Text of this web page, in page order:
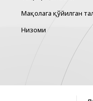
Мақолага қўйилган
Низоми